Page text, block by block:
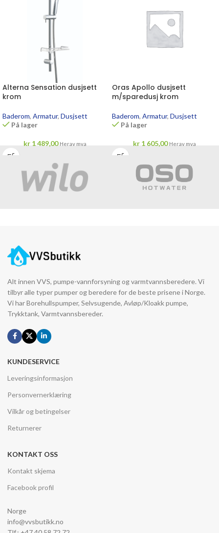
Alterna Sensation dusjsett
krom
Baderom, Armatur, Dusjsett
På lager
kr1 489,00 Herav mva
Oras Apollo dusjsett
m/sparedusj krom
Baderom, Armatur, Dusjsett
På lager
kr1 605,00 Herav mva
Alt innen VVS, pumpe-vannforsyning og varmtvannsberedere. Vi
tilbyr alle typer pumper og beredere for de beste prisene i Norge.
Vi har Borehullspumper, Selvsugende, Avløp/Kloakk pumpe,
Trykktank, Varmtvannsbereder.
KUNDESERVICE
Leveringsinformasjon
Personvernerklæring
Vilkår og betingelser
Returnerer
KONTAKT OSS
Kontakt skjema
Facebook profil
Norge
info@vvsbutikk.no